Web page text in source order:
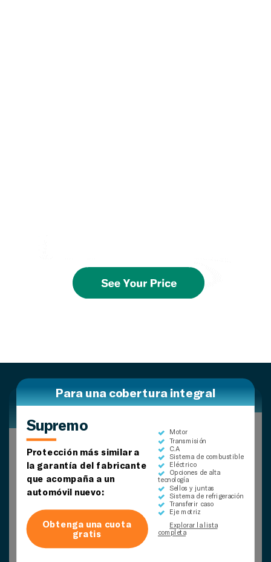
Para cobertura de vehículos más
seguro más
Proteja los componentes
más vitales de su
vehículo:
Obtenga una cuota
gratis
Motor
Transmisión
C.A
Explorar la lista
completa
Para una cobertura integral
Supremo
Protección más similar a
la garantía del fabricante
que acompaña a un
automóvil nuevo:
Obtenga una cuota
gratis
Motor
Transmisión
C.A
Sistema de combustible
Eléctrico
Opciones de alta
tecnología
Sellos y juntas
Sistema de refrigeración
Transferir caso
Eje motriz
Explorar la lista
completa
Para una cobertura amplia
Superior
Proteja las piezas
comunes que se
estropean con el tiempo:
Obtenga una cuota
Motor
Transmisión
C.A
Sistema de combustible
Eléctrico
Opciones de alta
tecnología
Explorar la lista
completa